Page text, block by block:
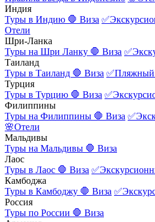
Индия
Туры в Индию 🛑 Виза
Отели
Шри-Ланка
Туры на Шри Ланку 🛑 Виза
Таиланд
Туры в Таиланд 🛑 Виза ✅Пляжный
Турция
Туры в Турцию 🛑 Виза
Филиппины
Туры на Филиппины 🛑 Виза
🌸Отели
Мальдивы
Туры на Мальдивы 🛑 Виза
Лаос
Туры в Лаос 🛑 Виза
Камбоджа
Туры в Камбоджу 🛑 Виза
Россия
Туры по России 🛑 Виза